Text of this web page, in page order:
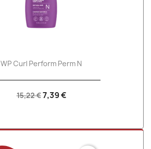
WP Curl Perform Perm N
15,22 €7,39 €